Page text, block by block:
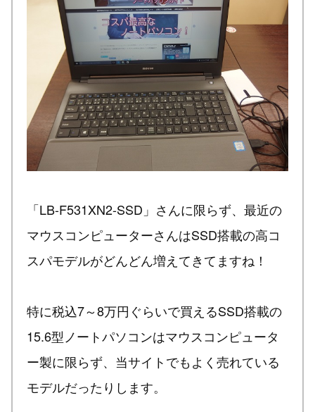
「LB-F531XN2-SSD」さんに限らず、最近の
マウスコンピューターさんはSSD搭載の高コ
スパモデルがどんどん増えてきてますね！
特に税込7～8万円ぐらいで買えるSSD搭載の
15.6型ノートパソコンはマウスコンピュータ
ー製に限らず、当サイトでもよく売れている
モデルだったりします。